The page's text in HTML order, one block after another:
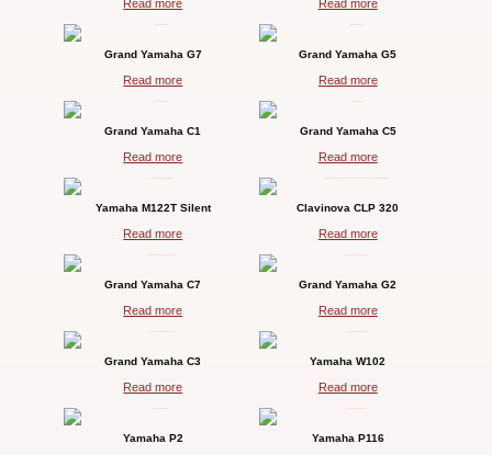
Read more Read more
Grand Yamaha G7
Read more
Grand Yamaha G5
Read more
Grand Yamaha C1
Read more
Grand Yamaha C5
Read more
Yamaha M122T Silent
Read more
Clavinova CLP 320
Read more
Grand Yamaha C7
Read more
Grand Yamaha G2
Read more
Grand Yamaha C3
Read more
Yamaha W102
Read more
Yamaha P2 Yamaha P116